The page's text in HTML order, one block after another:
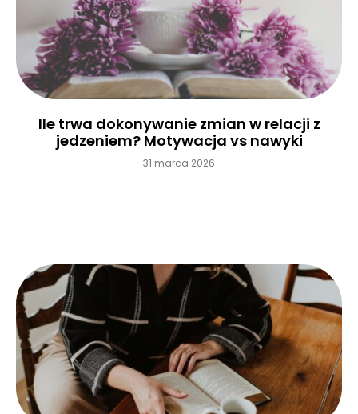
Ile trwa dokonywanie zmian w relacji z
jedzeniem? Motywacja vs nawyki
31 marca 2026